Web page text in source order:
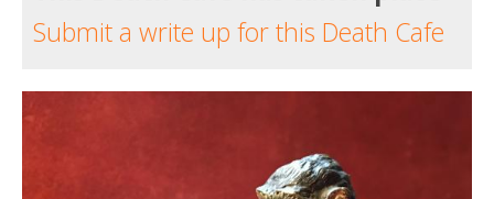
Submit a write up for this Death Cafe